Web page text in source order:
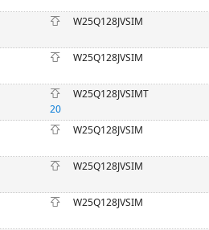
W25Q128JVSIM
W25Q128JVSIM
20
W25Q128JVSIMT
W25Q128JVSIM
W25Q128JVSIM
W25Q128JVSIM